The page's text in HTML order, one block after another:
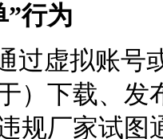
”行为
过虚拟账
）下载、
规厂家试图